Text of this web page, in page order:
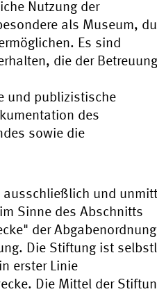
Nutzung der
als Museum,
Es sind
die der
und publizistische
des
sowie die
ausschließlich und
Sinne des Abschnitts
der
Die Stiftung ist
erster Linie
Die Mittel der